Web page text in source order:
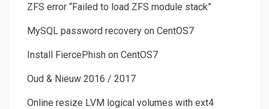
ZFS error “Failed to load ZFS module stack”
MySQL password recovery on CentOS7
Install FiercePhish on CentOS7
Oud & Nieuw 2016 / 2017
Online resize LVM logical volumes with ext4